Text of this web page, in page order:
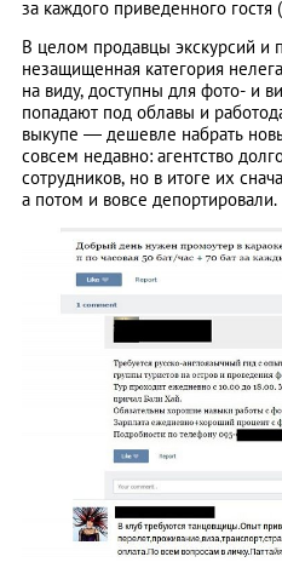
за каждого приведенного
В целом продавцы экскурсий
незащищенная категория
на виду, доступны для фото- и
попадают под облавы и
выкупе — дешевле набрать
совсем недавно: агентство
сотрудников, но в итоге их
а потом и вовсе депортировали.